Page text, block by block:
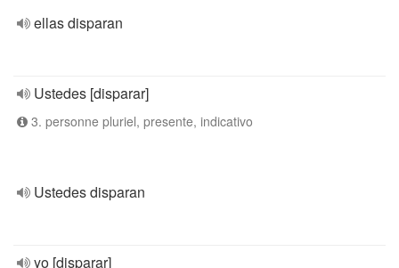
ellas disparan
Ustedes [disparar]
3. personne pluriel, presente, indicativo
Ustedes disparan
yo [disparar]